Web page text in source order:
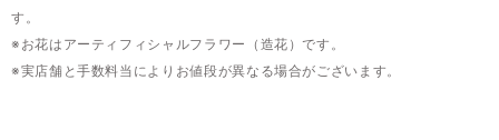
す。
※お花はアーティフィシャルフラワー（造花）です。
※実店舗と手数料当によりお値段が異なる場合がございます。